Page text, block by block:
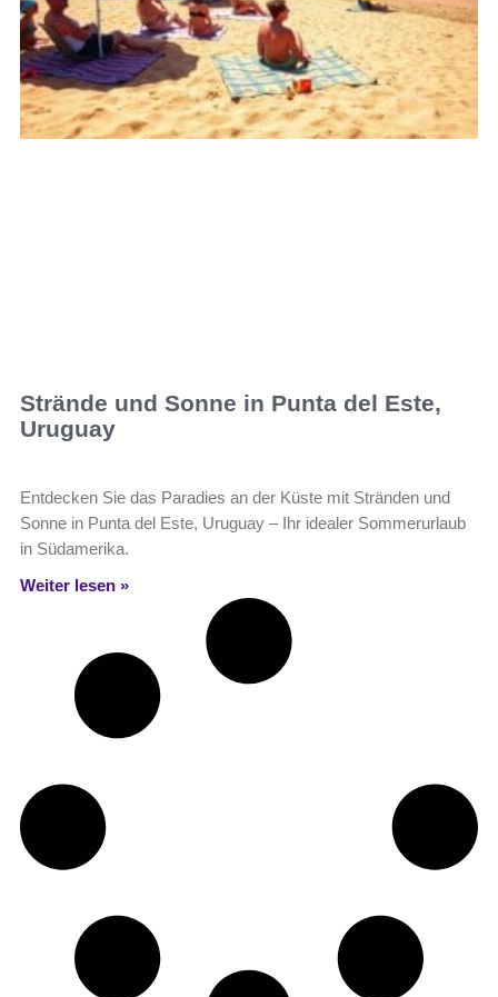
Strände und Sonne in Punta del Este,
Uruguay
Entdecken Sie das Paradies an der Küste mit Stränden und
Sonne in Punta del Este, Uruguay – Ihr idealer Sommerurlaub
in Südamerika.
Weiter lesen »